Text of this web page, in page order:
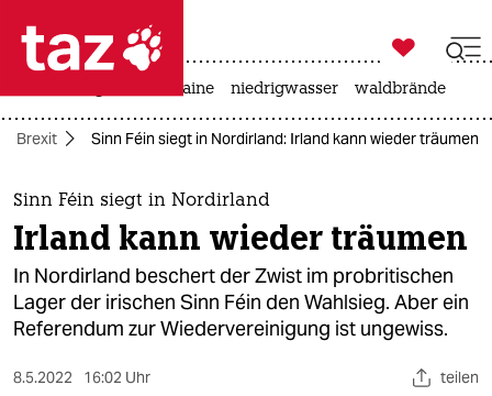
 taz zahl ich
taz zahl ich
themen
politik
öko

taz zahl ich
krieg in der ukraine niedrigwasser waldbrände
Brexit Sinn Féin siegt in Nordirland: Irland kann wieder träumen
Sinn Féin siegt in Nordirland
Irland kann wieder träumen
In Nordirland beschert der Zwist im probritischen
Lager der irischen Sinn Féin den Wahlsieg. Aber ein
Referendum zur Wiedervereinigung ist ungewiss.
8.5.2022 16:02 Uhr teilen